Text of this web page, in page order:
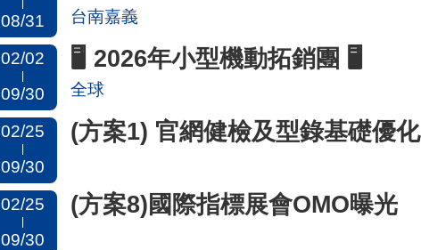
08/31 台南嘉義
02/02
09/30
🖥️ 2026年小型機動拓銷團 🖥️
全球
02/25
09/30
(方案1) 官網健檢及型錄基礎優化
02/25
09/30
(方案8)國際指標展會OMO曝光